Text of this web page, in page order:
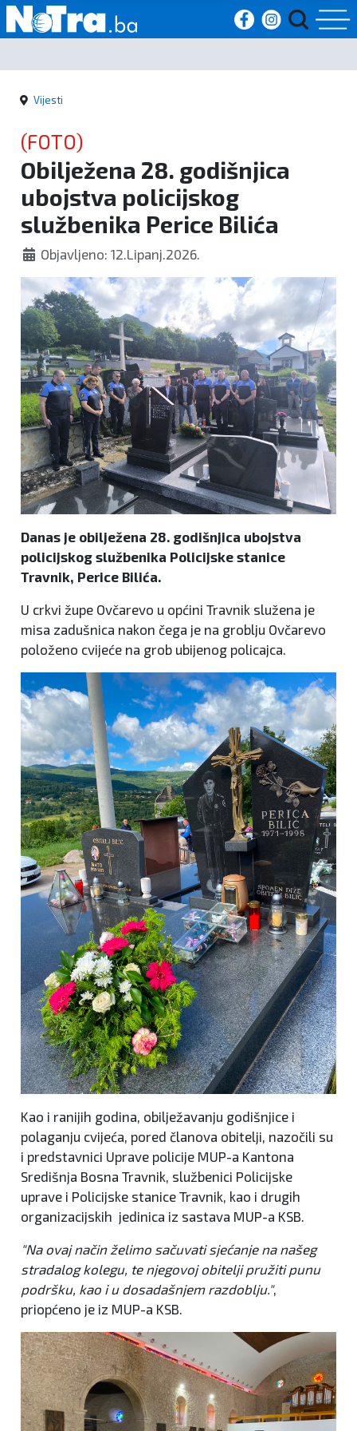
Početna
Vijesti
Sport
Kultura
Crna
kronika
Politika
Zanimljivosti
Vijesti
(FOTO)
Obilježena 28. godišnjica
ubojstva policijskog
službenika Perice Bilića
Objavljeno: 12.Lipanj.2026.
Danas je obilježena 28. godišnjica ubojstva
policijskog službenika Policijske stanice
Travnik, Perice Bilića.
U crkvi župe Ovčarevo u općini Travnik služena je
misa zadušnica nakon čega je na groblju Ovčarevo
položeno cvijeće na grob ubijenog policajca.
Kao i ranijih godina, obilježavanju godišnjice i
polaganju cvijeća, pored članova obitelji, nazočili su
i predstavnici Uprave policije MUP-a Kantona
Središnja Bosna Travnik, službenici Policijske
uprave i Policijske stanice Travnik, kao i drugih
organizacijskih jedinica iz sastava MUP-a KSB.
"Na ovaj način želimo sačuvati sjećanje na našeg
stradalog kolegu, te njegovoj obitelji pružiti punu
podršku, kao i u dosadašnjem razdoblju.",
priopćeno je iz MUP-a KSB.